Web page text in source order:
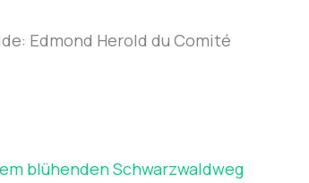
Edmond Herold du Comité
blühenden Schwarzwaldweg